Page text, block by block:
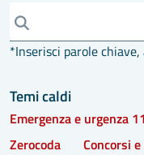
*Inserisci parole
Temi caldi
Emergenza e urgenza
Zerocoda
Concorsi